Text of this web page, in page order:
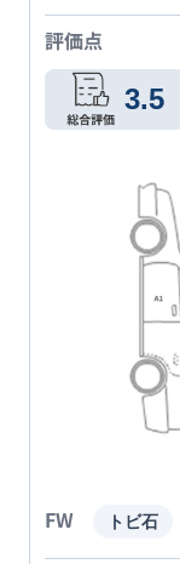
評価点
3.5
FW トビ石